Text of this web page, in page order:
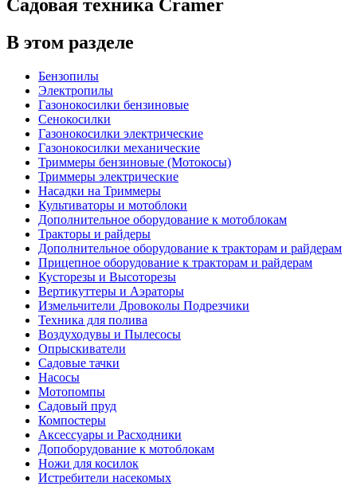
Садовая техника Cramer
В этом разделе
Бензопилы
Электропилы
Газонокосилки бензиновые
Сенокосилки
Газонокосилки электрические
Газонокосилки механические
Триммеры бензиновые (Мотокосы)
Триммеры электрические
Насадки на Триммеры
Культиваторы и мотоблоки
Дополнительное оборудование к мотоблокам
Тракторы и райдеры
Дополнительное оборудование к тракторам и райдерам
Прицепное оборудование к тракторам и райдерам
Кусторезы и Высоторезы
Вертикуттеры и Аэраторы
Измельчители Дровоколы Подрезчики
Техника для полива
Воздуходувы и Пылесосы
Опрыскиватели
Садовые тачки
Насосы
Мотопомпы
Садовый пруд
Компостеры
Аксессуары и Расходники
Допоборудование к мотоблокам
Ножи для косилок
Истребители насекомых